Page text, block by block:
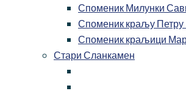
Споменик Милунки
Споменик краљу Петру
Споменик краљици
Стари Сланкамен